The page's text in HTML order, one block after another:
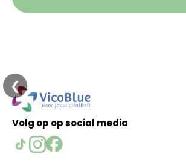
❮
Volg op op social media